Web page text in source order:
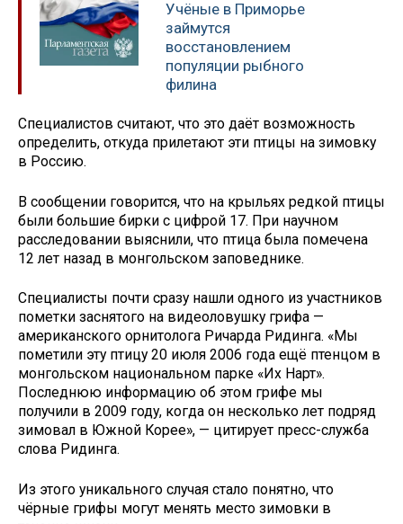
Учёные в Приморье
займутся
восстановлением
популяции рыбного
филина
Специалистов считают, что это даёт возможность
определить, откуда прилетают эти птицы на зимовку
в Россию.
В сообщении говорится, что на крыльях редкой птицы
были большие бирки с цифрой 17. При научном
расследовании выяснили, что птица была помечена
12 лет назад в монгольском заповеднике.
Специалисты почти сразу нашли одного из участников
пометки заснятого на видеоловушку грифа —
американского орнитолога Ричарда Ридинга. «Мы
пометили эту птицу 20 июля 2006 года ещё птенцом в
монгольском национальном парке «Их Нарт».
Последнюю информацию об этом грифе мы
получили в 2009 году, когда он несколько лет подряд
зимовал в Южной Корее», — цитирует пресс-служба
слова Ридинга.
Из этого уникального случая стало понятно, что
чёрные грифы могут менять место зимовки в